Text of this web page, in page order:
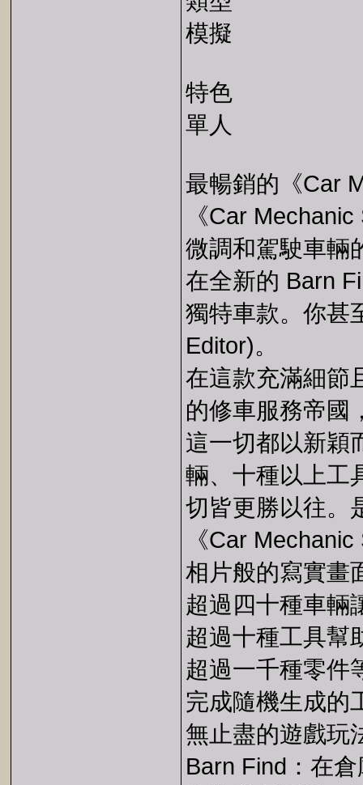
模擬
特色
單人
最暢銷的《Car
《Car
微調和駕駛車輛
在全新的 Barn
獨特車款。你甚
Editor)。
在這款充滿細節
的修車服務帝國
這一切都以新穎
輛、十種以上工
切皆更勝以往。
《Car
相片般的寫實畫
超過四十種車輛
超過十種工具幫
超過一千種零件
完成隨機生成的
無止盡的遊戲玩
Barn Find：在